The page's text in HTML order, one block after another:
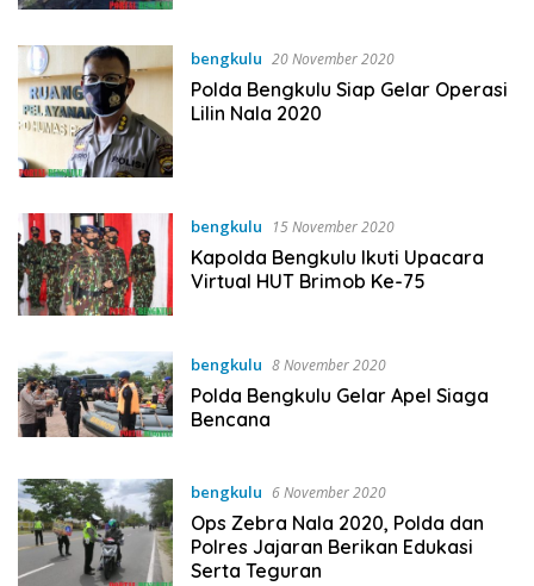
bengkulu 20 November 2020
Polda Bengkulu Siap Gelar Operasi
Lilin Nala 2020
bengkulu 15 November 2020
Kapolda Bengkulu Ikuti Upacara
Virtual HUT Brimob Ke-75
bengkulu 8 November 2020
Polda Bengkulu Gelar Apel Siaga
Bencana
bengkulu 6 November 2020
Ops Zebra Nala 2020, Polda dan
Polres Jajaran Berikan Edukasi
Serta Teguran